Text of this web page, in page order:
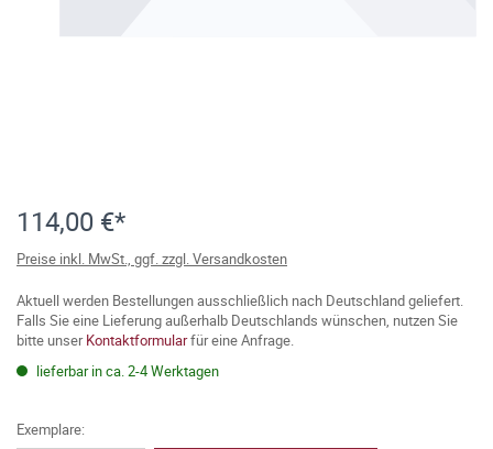
114,00 €*
Preise inkl. MwSt., ggf. zzgl. Versandkosten
Aktuell werden Bestellungen ausschließlich nach Deutschland geliefert.
Falls Sie eine Lieferung außerhalb Deutschlands wünschen, nutzen Sie
bitte unserKontaktformularfür eine Anfrage.
lieferbar in ca. 2-4 Werktagen
Exemplare: